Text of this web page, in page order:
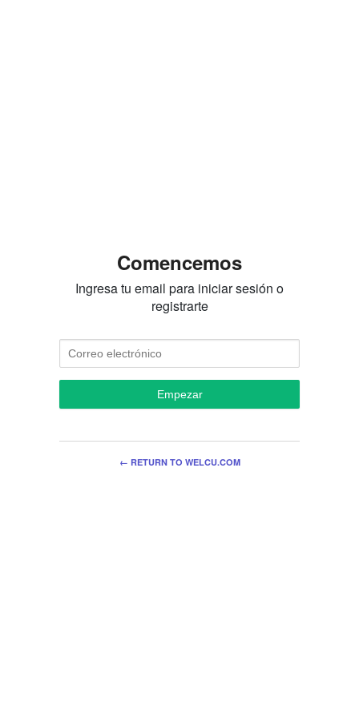
Comencemos
Ingresa tu email para iniciar sesión o
registrarte
Empezar
← RETURN TO WELCU.COM